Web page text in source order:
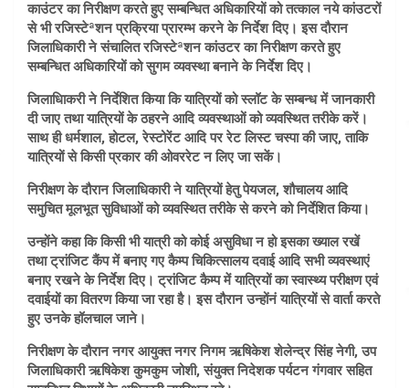
काउंटर का निरीक्षण करते हुए सम्बन्धित अधिकारियों को तत्काल नये कांउटरों
से भी रजिस्टेªशन प्रक्रिया प्रारम्भ करने के निर्देश दिए। इस दौरान
जिलाधिकारी ने संचालित रजिस्टेªशन कांउटर का निरीक्षण करते हुए
सम्बन्धित अधिकारियों को सुगम व्यवस्था बनाने के निर्देश दिए।
जिलाधिाकरी ने निर्देशित किया कि यात्रियों को स्लॉट के सम्बन्ध में जानकारी
दी जाए तथा यात्रियों के ठहरने आदि व्यवस्थाओं को व्यवस्थित तरीके करें।
साथ ही धर्मशाल, होटल, रेस्टोरेंट आदि पर रेट लिस्ट चस्पा की जाए, ताकि
यात्रियों से किसी प्रकार की ओवररेट न लिए जा सकें।
निरीक्षण के दौरान जिलाधिकारी ने यात्रियों हेतु पेयजल, शौचालय आदि
समुचित मूलभूत सुविधाओं को व्यवस्थित तरीके से करने को निर्देशित किया।
उन्होंने कहा कि किसी भी यात्री को कोई असुविधा न हो इसका ख्याल रखें
तथा ट्रांजिट कैंप में बनाए गए कैम्प चिकित्सालय दवाई आदि सभी व्यवस्थाएं
बनाए रखने के निर्देश दिए। ट्रांजिट कैम्प में यात्रियों का स्वास्थ्य परीक्षण एवं
दवाईयों का वितरण किया जा रहा है। इस दौरान उन्होंनं यात्रियों से वार्ता करते
हुए उनके हॉलचाल जाने।
निरीक्षण के दौरान नगर आयुक्त नगर निगम ऋषिकेश शेलेन्द्र सिंह नेगी, उप
जिलाधिकारी ऋषिकेश कुमकुम जोशी, संयुक्त निदेशक पर्यटन गंगवार सहित